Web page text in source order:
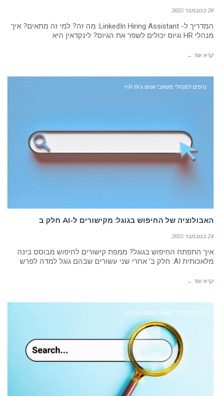
26 בנובמבר 2025
המדריך ל- LinkedIn Hiring Assistant: מה זה? למי זה מתאים? איך
מנהלי HR וגיוס יכולים לשפר את הגיוס? לינקדאין היא
קרא עוד ←
טיפים למנהלי משאבי אנוש גיוס HR
האבולוציה של החיפוש בגוגל: מקישורים ל-AI חלק ב
24 בנובמבר 2025
איך התפתח החיפוש בגוגל? ממפת קישורים לחיפוש מבוסס בינה
מלאכותית AI: חלק ב' אחרי שני עשורים שבהם גוגל למדה לפרש
קרא עוד ←
טיפים למנהלי משאבי אנוש גיוס HR